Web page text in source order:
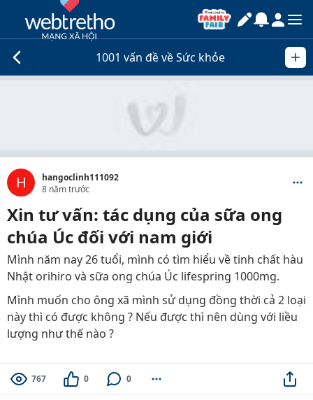
1001 vấn đề về Sức khỏe
H
hangoclinh111092
8 năm trước
Xin tư vấn: tác dụng của sữa ong
chúa Úc đối với nam giới
Mình năm nay 26 tuổi, mình có tìm hiểu về tinh chất hàu
Nhật orihiro và sữa ong chúa Úc lifespring 1000mg.
Mình muốn cho ông xã mình sử dụng đồng thời cả 2 loại
này thì có được không ? Nếu được thì nên dùng với liều
lượng như thế nào ?
767 0 0